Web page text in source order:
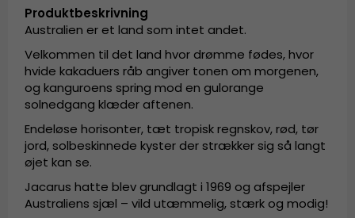
Produktbeskrivning
Australien er et land som intet andet.
Velkommen til det land hvor drømme fødes, hvor
hvide kakaduers råb angiver tonen om morgenen,
og kanguroens spring mod en gulorange
solnedgang klæder aftenen.
Endeløse horisonter, tæt tropisk regnskov, rød, tør
jord, solbeskinnede kyster der strækker sig så langt
øjet kan se.
Jacarus hatte blev grundlagt i 1969 og afspejler
Australiens sjæl – vild utæmmelig, stærk og modig!